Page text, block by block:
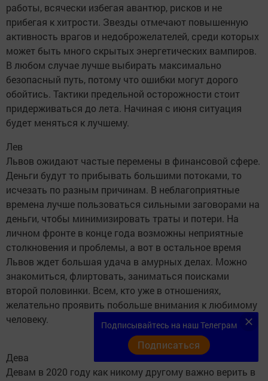
работы, всячески избегая авантюр, рисков и не
прибегая к хитрости. Звезды отмечают повышенную
активность врагов и недоброжелателей, среди которых
может быть много скрытых энергетических вампиров.
В любом случае лучше выбирать максимально
безопасный путь, потому что ошибки могут дорого
обойтись. Тактики предельной осторожности стоит
придерживаться до лета. Начиная с июня ситуация
будет меняться к лучшему.
Лев
Львов ожидают частые перемены в финансовой сфере.
Деньги будут то прибывать большими потоками, то
исчезать по разным причинам. В неблагоприятные
времена лучше пользоваться сильными заговорами на
деньги, чтобы минимизировать траты и потери. На
личном фронте в конце года возможны неприятные
столкновения и проблемы, а вот в остальное время
Львов ждет большая удача в амурных делах. Можно
знакомиться, флиртовать, заниматься поисками
второй половинки. Всем, кто уже в отношениях,
желательно проявить побольше внимания к любимому
человеку.
Дева
Девам в 2020 году как никому другому важно верить в
Подписывайтесь на наш Телеграм
Подписаться